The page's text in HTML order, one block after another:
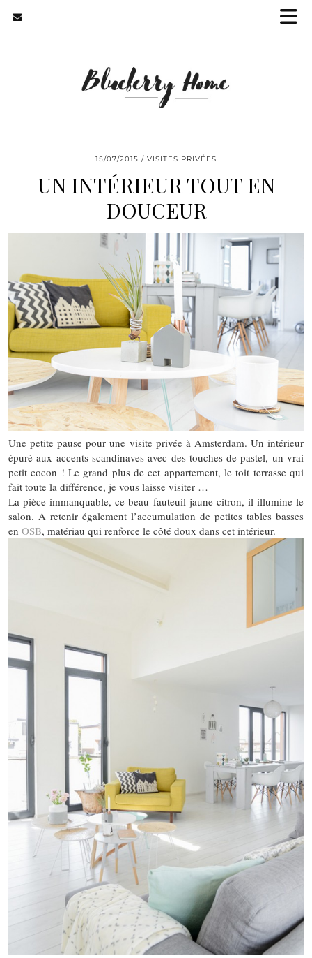
15/07/2015 VISITES PRIVÉES
UN INTÉRIEUR TOUT EN
DOUCEUR
Une petite pause pour une visite privée à Amsterdam. Un intérieur
épuré aux accents scandinaves avec des touches de pastel, un vrai
petit cocon ! Le grand plus de cet appartement, le toit terrasse qui
fait toute la différence, je vous laisse visiter …
La pièce immanquable, ce beau fauteuil jaune citron, il illumine le
salon. A retenir également l’accumulation de petites tables basses
en OSB, matériau qui renforce le côté doux dans cet intérieur.